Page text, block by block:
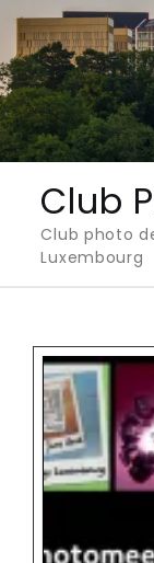
Skip
content
Club
Club photo
Luxembourg